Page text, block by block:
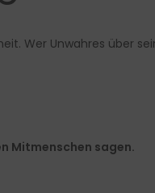
Wer Unwahres über
Mitmenschen sagen.